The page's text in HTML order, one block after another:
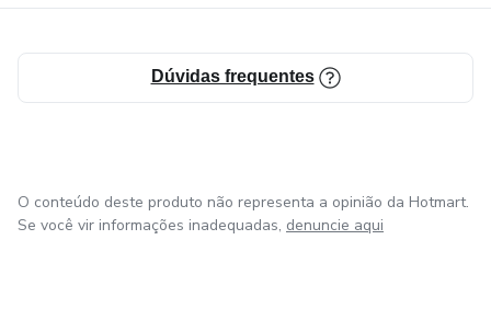
Dúvidas frequentes
O conteúdo deste produto não representa a opinião da Hotmart.
Se você vir informações inadequadas, denuncie aqui